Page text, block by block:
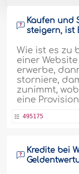
Kaufen und
steigern, ist
Wie ist es zu
einer
erwerbe,
storniere,
zunimmt,
eine
495175
Kredite bei